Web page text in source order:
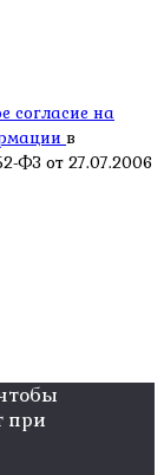
согласие на
в
ФЗ от 27.07.2006
при